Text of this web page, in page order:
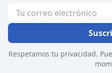
Respetamos tu privacidad.